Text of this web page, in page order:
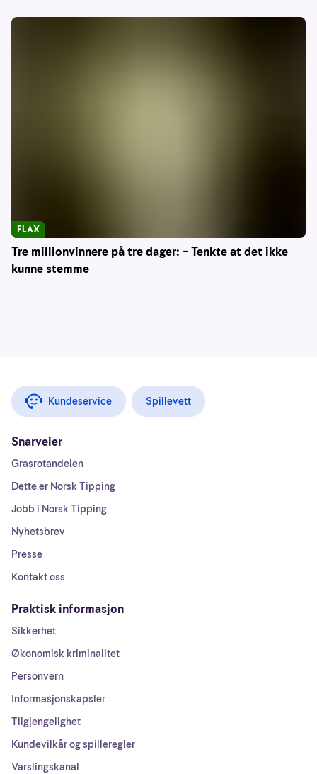
Tre millionvinnere på tre dager: – Tenkte at det ikke
kunne stemme
FLAX
Kundeservice Spillevett
Snarveier
Grasrotandelen
Dette er Norsk Tipping
Jobb i Norsk Tipping
Nyhetsbrev
Presse
Kontakt oss
Praktisk informasjon
Sikkerhet
Økonomisk kriminalitet
Personvern
Informasjonskapsler
Tilgjengelighet
Kundevilkår og spilleregler
Varslingskanal